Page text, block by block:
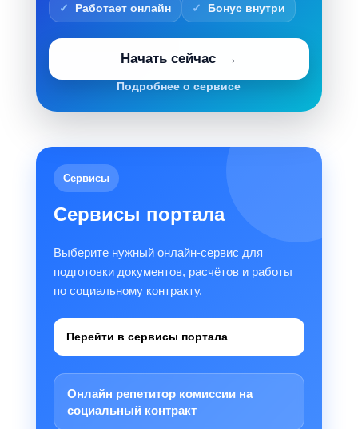
Работает онлайн Бонус внутри
Начать сейчас
Подробнее о сервисе
Сервисы
Сервисы портала
Выберите нужный онлайн-сервис для
подготовки документов, расчётов и работы
по социальному контракту.
Перейти в сервисы портала
Онлайн репетитор комиссии на
социальный контракт